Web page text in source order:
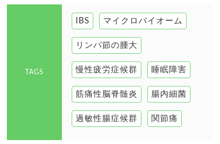
TAGS
IBS マイクロバイオーム
リンパ節の腫大
慢性疲労症候群 睡眠障害
筋痛性脳脊髄炎 腸内細菌
過敏性腸症候群 関節痛